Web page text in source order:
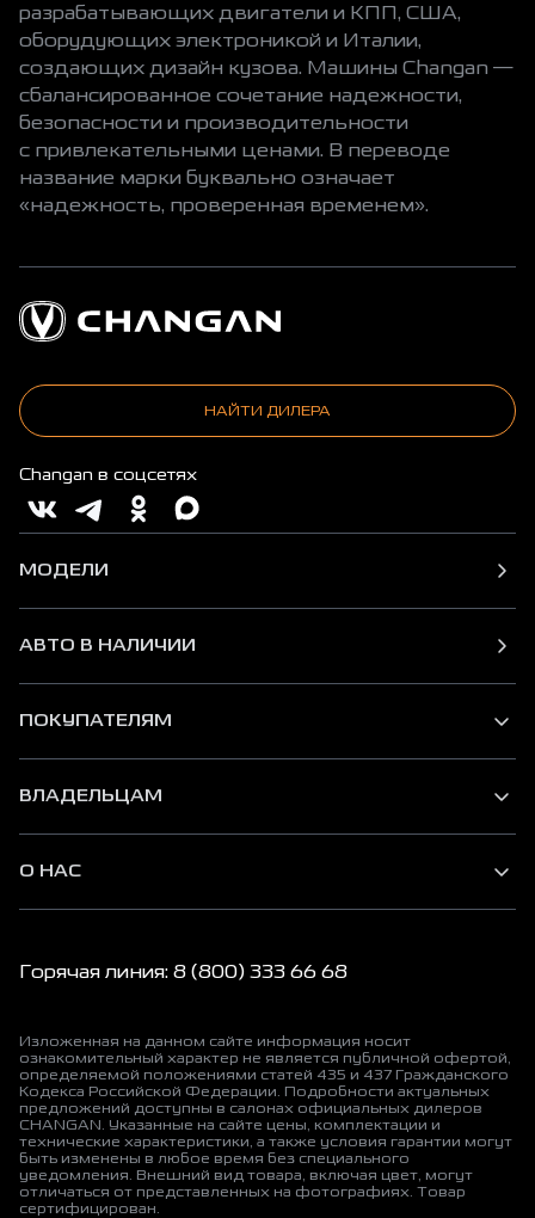
разрабатывающих двигатели и КПП, США,
оборудующих электроникой и Италии,
создающих дизайн кузова. Машины Changan —
сбалансированное сочетание надежности,
безопасности и производительности
с привлекательными ценами. В переводе
название марки буквально означает
«надежность, проверенная временем».
НАЙТИ ДИЛЕРА
Changan в соцсетях
МОДЕЛИ
АВТО В НАЛИЧИИ
ПОКУПАТЕЛЯМ
ВЛАДЕЛЬЦАМ
О НАС
Горячая линия: 8 (800) 333 66 68
Изложенная на данном сайте информация носит
ознакомительный характер не является публичной офертой,
определяемой положениями статей 435 и 437 Гражданского
Кодекса Российской Федерации. Подробности актуальных
предложений доступны в салонах официальных дилеров
CHANGAN. Указанные на сайте цены, комплектации и
технические характеристики, а также условия гарантии могут
быть изменены в любое время без специального
уведомления. Внешний вид товара, включая цвет, могут
отличаться от представленных на фотографиях. Товар
сертифицирован.